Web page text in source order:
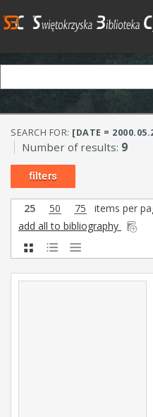
SEARCH FOR: [DATE =
Number of results: 9
filters
25 50 75
items per
add all to bibliography